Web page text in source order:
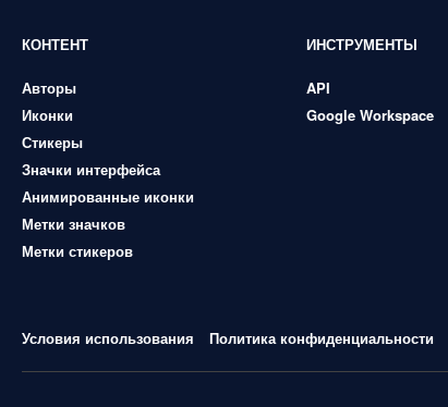
КОНТЕНТ
Авторы
Иконки
Стикеры
Значки интерфейса
Анимированные иконки
Метки значков
Метки стикеров
ИНСТРУМЕНТЫ
API
Google Workspace
Условия использования Политика конфиденциальности